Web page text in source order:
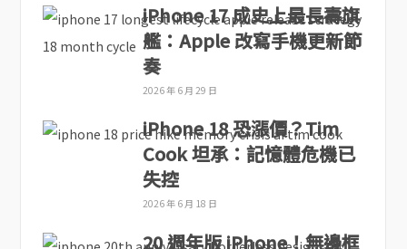
iPhone 17 成史上最長壽旗
艦：Apple 改寫手機更新節
奏
2026 年 6 月 29 日
iPhone 18 恐漲價？Tim
Cook 坦承：記憶體危機已
失控
2026 年 6 月 18 日
20 週年版 iPhone！無邊框